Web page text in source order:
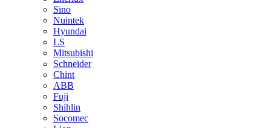
Sino
Nuintek
Hyundai
LS
Mitsubishi
Schneider
Chint
ABB
Fuji
Shihlin
Socomec